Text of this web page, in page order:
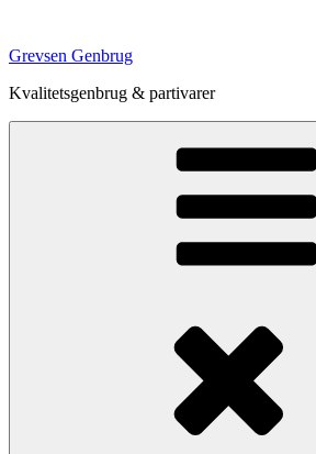
indhold
Grevsen Genbrug
Kvalitetsgenbrug & partivarer